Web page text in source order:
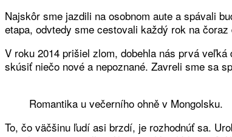
Najskôr sme jazdili na osobnom aute a spávali
etapa, odvtedy sme cestovali každý rok na
V roku 2014 prišiel zlom, dobehla nás prvá
skúsiť niečo nové a nepoznané. Zavreli sme sa
Romantika u večerního ohně v Mongolsku.
To, čo väčšinu ľudí asi brzdí, je rozhodnúť sa.